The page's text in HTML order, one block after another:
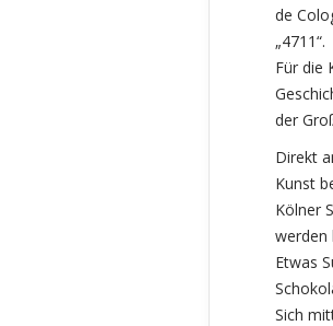
de
„4711“.
Für die
der
Direkt
Kunst
Kölner
werden
Etwas
Sich